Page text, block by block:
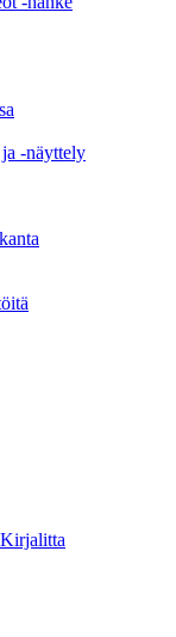
-näyttely